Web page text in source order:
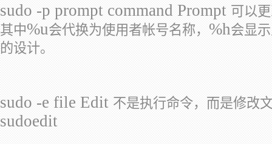
sudo -p prompt command Prompt 可以
其中%u会代换为使用者帐号名称， %h会显
的设计。
sudo -e file Edit 不是执行命令，而是修改
sudoedit